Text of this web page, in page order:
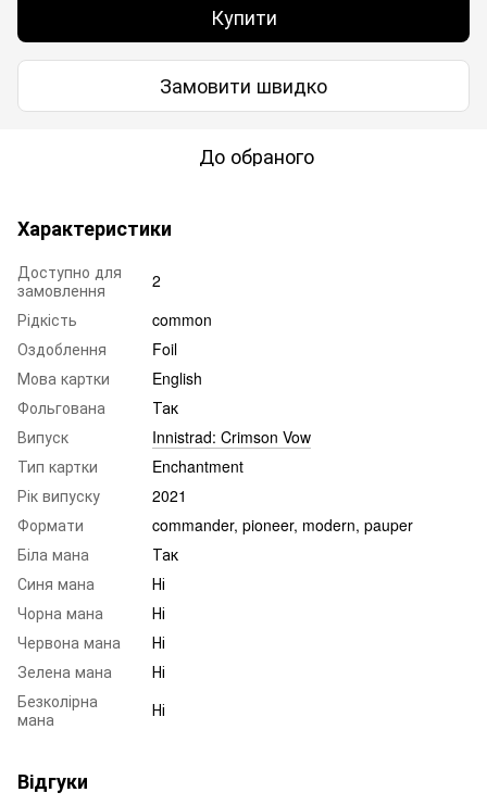
Купити
Замовити швидко
До обраного
Характеристики
Доступно для
замовлення
2
Рідкість
common
Оздоблення
Foil
Мова картки
English
Фольгована
Так
Випуск
Innistrad: Crimson Vow
Тип картки
Enchantment
Рік випуску
2021
Формати
commander, pioneer, modern, pauper
Біла мана
Так
Синя мана
Ні
Чорна мана
Ні
Червона мана
Ні
Зелена мана
Ні
Безколірна
мана
Ні
Відгуки